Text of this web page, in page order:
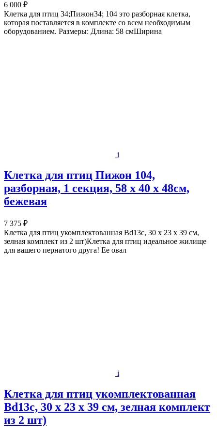
6 000 ₽
Клетка для птиц 34;Пижон34; 104 это разборная клетка,
которая поставляется в комплекте со всем необходимым
оборудованием. Размеры: Длина: 58 смШирина
i
Клетка для птиц Пижон 104,
разборная, 1 секция, 58 х 40 х 48см,
бежевая
7 375 ₽
Клетка для птиц укомплектованная Bd13c, 30 х 23 х 39 см,
зелная комплект из 2 шт)Клетка для птиц идеальное жилище
для вашего пернатого друга! Ее овал
i
Клетка для птиц укомплектованная
Bd13c, 30 х 23 х 39 см, зелная комплект
из 2 шт)